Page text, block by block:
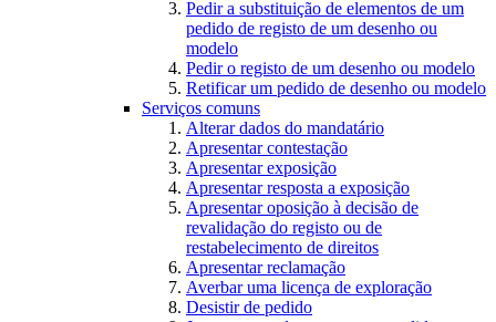
Pedir a substituição de elementos de um
pedido de registo de um desenho ou
modelo
Pedir o registo de um desenho ou modelo
Retificar um pedido de desenho ou modelo
Serviços comuns
Alterar dados do mandatário
Apresentar contestação
Apresentar exposição
Apresentar resposta a exposição
Apresentar oposição à decisão de
revalidação do registo ou de
restabelecimento de direitos
Apresentar reclamação
Averbar uma licença de exploração
Desistir de pedido